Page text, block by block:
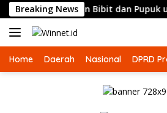
Langsung
ke
konten
Breaking News
Penyaluran Bibit dan Pupuk untuk
Home Daerah Nasional DPRD